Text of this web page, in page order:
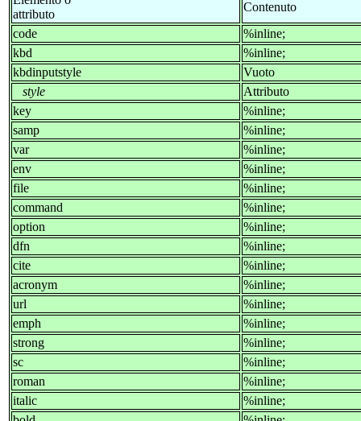
attributo
Contenuto
code
%inline;
kbd
%inline;
kbdinputstyle
Vuoto
style
Attributo
key
%inline;
samp
%inline;
var
%inline;
env
%inline;
file
%inline;
command
%inline;
option
%inline;
dfn
%inline;
cite
%inline;
acronym
%inline;
url
%inline;
emph
%inline;
strong
%inline;
sc
%inline;
roman
%inline;
italic
%inline;